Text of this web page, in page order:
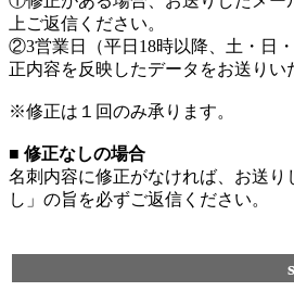
上ご返信ください。
②3営業日（平日18時以降、土・日
正内容を反映したデータをお送りい
※修正は１回のみ承ります。
■ 修正なしの場合
名刺内容に修正がなければ、お送り
し」の旨を必ずご返信ください。